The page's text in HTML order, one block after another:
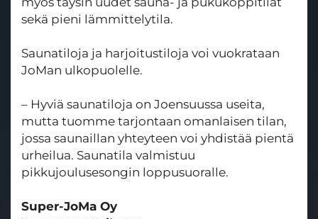
sekä pieni lämmittelytila.
Saunatiloja ja harjoitustiloja voi vuokrataan
JoMan ulkopuolelle.
– Hyviä saunatiloja on Joensuussa useita,
mutta tuomme tarjontaan omanlaisen tilan,
jossa saunaillan yhteyteen voi yhdistää pientä
urheilua. Saunatila valmistuu
pikkujoulusesongin loppusuoralle.
Super-JoMa Oy